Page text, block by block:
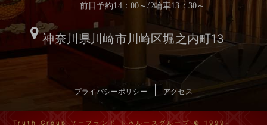
前日予約14：00～/2輪車13：30～
神奈川県川崎市川崎区堀之内町13
プライバシーポリシー アクセス
Truth Group ソープランド トゥルースグループ © 1999-